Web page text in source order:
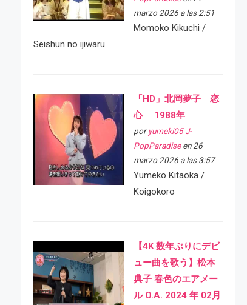
marzo 2026 a las 2:51
Momoko Kikuchi /
Seishun no ijiwaru
「HD」北岡夢子 恋
心 1988年
por yumeki05 J-
PopParadiseen 26
marzo 2026 a las 3:57
Yumeko Kitaoka /
Koigokoro
【4K 数年ぶりにデビ
ュー曲を歌う】松本
典子 春色のエアメー
ル O.A. 2024 年 02月